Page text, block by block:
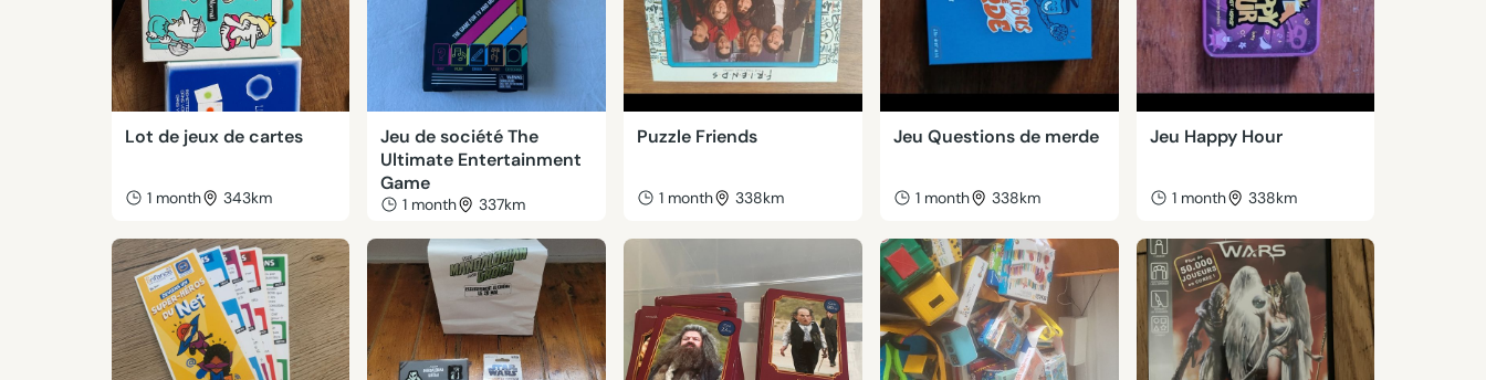
Lot de jeux de cartes
1 month 343km
Jeu de société The
Ultimate Entertainment
Game
1 month 337km
Puzzle Friends
1 month 338km
Jeu Questions de merde
1 month 338km
Jeu Happy Hour
1 month 338km